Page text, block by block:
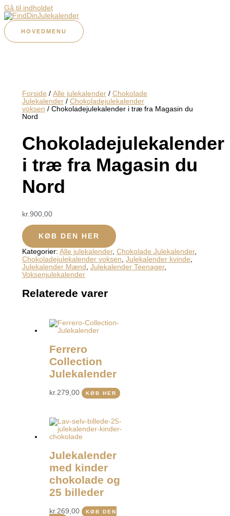
Gå til indholdet
HOVEDMENU
Forside / Alle julekalender/ Chokolade
Julekalender/ Chokoladejulekalender
voksen / Chokoladejulekalender i træ fra Magasin du
Nord
Chokoladejulekalender
i træ fra Magasin du
Nord
kr. 900,00
KØB DEN HER
Kategorier: Alle julekalender, Chokolade Julekalender,
Chokoladejulekalender voksen, Julekalender kvinde,
Julekalender Mænd , Julekalender Teenager,
Voksenjulekalender
Relaterede varer
Ferrero
Collection
Julekalender
kr.279,00 KØB HER
Julekalender
med kinder
chokolade og
25 billeder
kr.269,00
KØB DEN